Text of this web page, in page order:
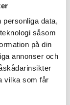
personliga data,
såsom
på din
annonser och
vilka som får